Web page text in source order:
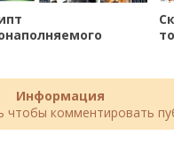
Информация
чтобы комментировать